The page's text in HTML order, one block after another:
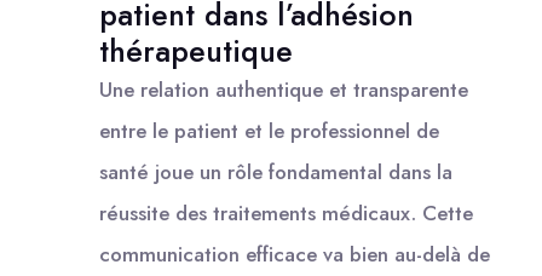
patient dans l’adhésion
thérapeutique
Une relation authentique et transparente
entre le patient et le professionnel de
santé joue un rôle fondamental dans la
réussite des traitements médicaux. Cette
communication efficace va bien au-delà de